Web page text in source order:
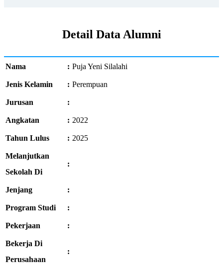
Detail Data Alumni
Nama : Puja Yeni Silalahi
Jenis Kelamin : Perempuan
Jurusan :
Angkatan : 2022
Tahun Lulus : 2025
Melanjutkan
Sekolah Di
:
Jenjang :
Program Studi :
Pekerjaan :
Bekerja Di
Perusahaan
: